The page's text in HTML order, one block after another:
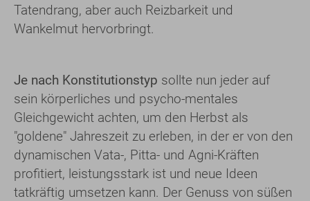
Tatendrang, aber auch Reizbarkeit und
Wankelmut hervorbringt.
Je nach Konstitutionstyp sollte nun jeder auf
sein körperliches und psycho-mentales
Gleichgewicht achten, um den Herbst als
"goldene" Jahreszeit zu erleben, in der er von den
dynamischen Vata-, Pitta- und Agni-Kräften
profitiert, leistungsstark ist und neue Ideen
tatkräftig umsetzen kann. Der Genuss von süßen